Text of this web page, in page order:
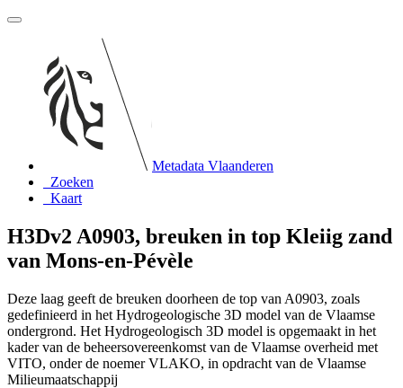
Metadata Vlaanderen
Zoeken
Kaart
H3Dv2 A0903, breuken in top Kleiig zand
van Mons-en-Pévèle
Deze laag geeft de breuken doorheen de top van A0903, zoals
gedefinieerd in het Hydrogeologische 3D model van de Vlaamse
ondergrond. Het Hydrogeologisch 3D model is opgemaakt in het
kader van de beheersovereenkomst van de Vlaamse overheid met
VITO, onder de noemer VLAKO, in opdracht van de Vlaamse
Milieumaatschappij